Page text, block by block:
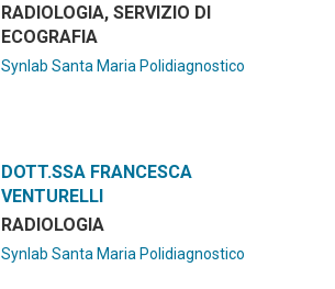
RADIOLOGIA, SERVIZIO DI
ECOGRAFIA
Synlab Santa Maria Polidiagnostico
DOTT.SSA FRANCESCA
VENTURELLI
RADIOLOGIA
Synlab Santa Maria Polidiagnostico